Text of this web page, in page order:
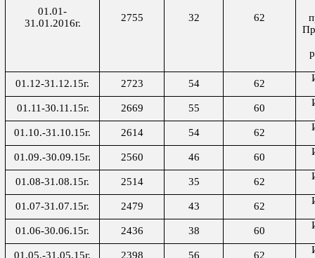
01.01-
31.01.2016г.
2755 32 62
01.12-31.12.15г. 2723 54 62
01.11-30.11.15г. 2669 55 60
01.10.-31.10.15г. 2614 54 62
01.09.-30.09.15г. 2560 46 60
01.08-31.08.15г. 2514 35 62
01.07-31.07.15г. 2479 43 62
01.06-30.06.15г. 2436 38 60
01.05.-31.05.15г. 2398 56 62